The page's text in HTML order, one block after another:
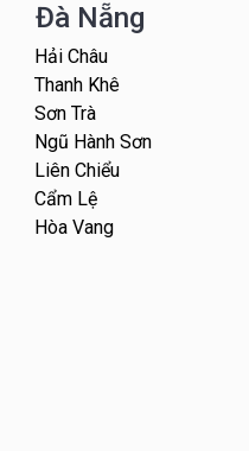
Đà Nẵng
Hải Châu
Thanh Khê
Sơn Trà
Ngũ Hành Sơn
Liên Chiểu
Cẩm Lệ
Hòa Vang